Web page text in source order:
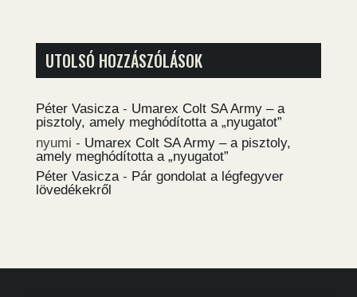
UTOLSÓ HOZZÁSZÓLÁSOK
Péter Vasicza- Umarex Colt SA Army – a
pisztoly, amely meghódította a „nyugatot”
nyumi - Umarex Colt SA Army – a pisztoly,
amely meghódította a „nyugatot”
Péter Vasicza- Pár gondolat a légfegyver
lövedékekről